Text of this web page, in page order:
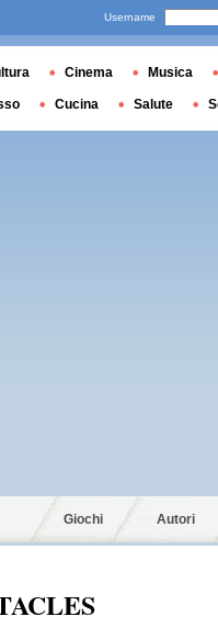
Giochi Autori
Username
Cinema Musica
Cucina Salute